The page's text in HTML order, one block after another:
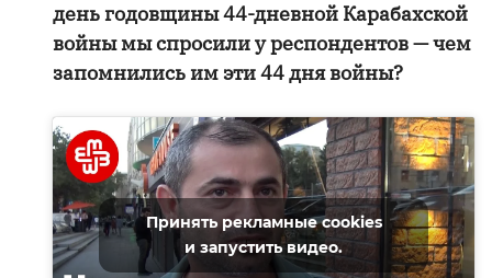
день годовщины 44-дневной Карабахской
войны мы спросили у респондентов — чем
запомнились им эти 44 дня войны?
Принять рекламные cookies
и запустить видео.